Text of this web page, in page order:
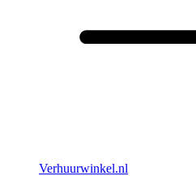
Verhuurwinkel.nl